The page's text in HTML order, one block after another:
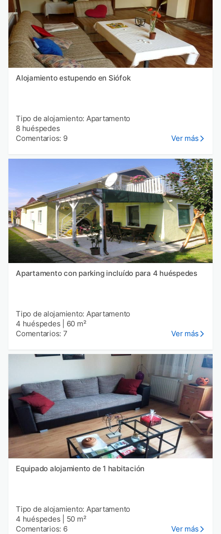
Alojamiento estupendo en Siófok
Tipo de alojamiento: Apartamento
8 huéspedes
Comentarios: 9
Ver más
Apartamento con parking incluído para 4 huéspedes
Tipo de alojamiento: Apartamento
4 huéspedes
60 m²
Comentarios: 7
Ver más
Equipado alojamiento de 1 habitación
Tipo de alojamiento: Apartamento
4 huéspedes
50 m²
Comentarios: 6
Ver más